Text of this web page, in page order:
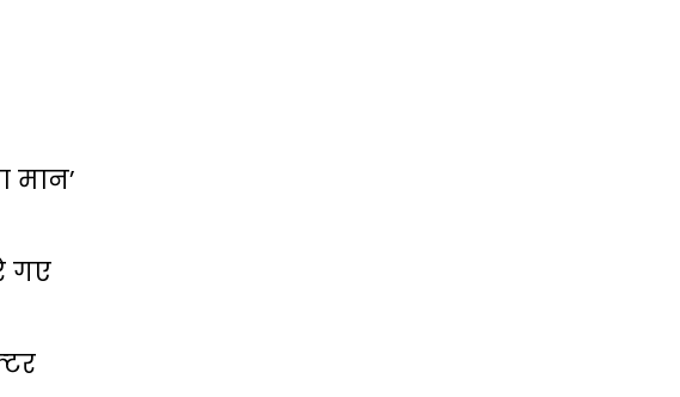
मान’
गए